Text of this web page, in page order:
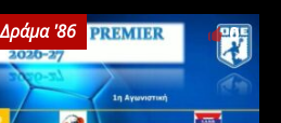
Δράμα '86 0